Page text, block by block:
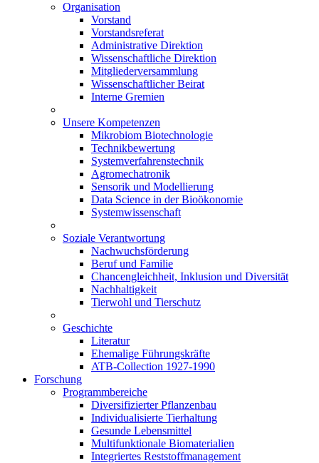
Organisation
Vorstand
Vorstandsreferat
Administrative Direktion
Wissenschaftliche Direktion
Mitgliederversammlung
Wissenschaftlicher Beirat
Interne Gremien
Unsere Kompetenzen
Mikrobiom Biotechnologie
Technikbewertung
Systemverfahrenstechnik
Agromechatronik
Sensorik und Modellierung
Data Science in der Bioökonomie
Systemwissenschaft
Soziale Verantwortung
Nachwuchsförderung
Beruf und Familie
Chancengleichheit, Inklusion und Diversität
Nachhaltigkeit
Tierwohl und Tierschutz
Geschichte
Literatur
Ehemalige Führungskräfte
ATB-Collection 1927-1990
Forschung
Programmbereiche
Diversifizierter Pflanzenbau
Individualisierte Tierhaltung
Gesunde Lebensmittel
Multifunktionale Biomaterialien
Integriertes Reststoffmanagement